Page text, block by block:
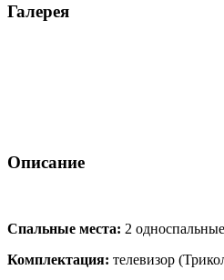
Галерея
Описание
Спальные места: 2
Комплектация: телевизор